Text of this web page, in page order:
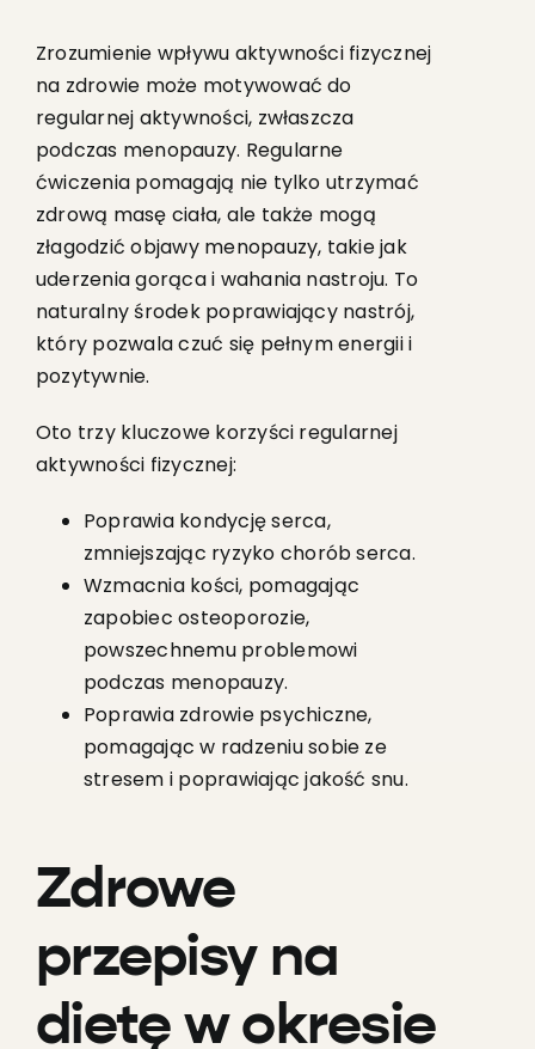
Zrozumienie wpływu aktywności fizycznej
na zdrowie może motywować do
regularnej aktywności, zwłaszcza
podczas menopauzy. Regularne
ćwiczenia pomagają nie tylko utrzymać
zdrową masę ciała, ale także mogą
złagodzić objawy menopauzy, takie jak
uderzenia gorąca i wahania nastroju. To
naturalny środek poprawiający nastrój,
który pozwala czuć się pełnym energii i
pozytywnie.
Oto trzy kluczowe korzyści regularnej
aktywności fizycznej:
Poprawia kondycję serca,
zmniejszając ryzyko chorób serca.
Wzmacnia kości, pomagając
zapobiec osteoporozie,
powszechnemu problemowi
podczas menopauzy.
Poprawia zdrowie psychiczne,
pomagając w radzeniu sobie ze
stresem i poprawiając jakość snu.
Zdrowe
przepisy na
dietę w okresie